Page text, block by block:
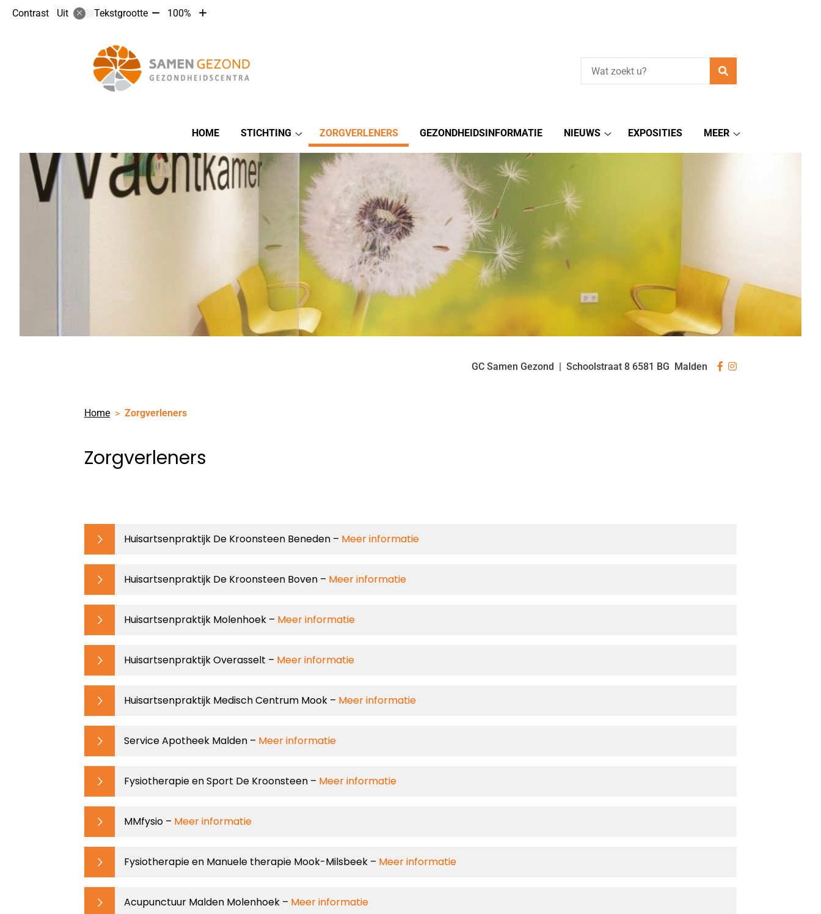
Contrast Uit Tekstgrootte Tekst100%
Tekst
HOME
STICHTING
Stichting
submenu
ZORGVERLENERS GEZONDHEIDSINFORMATIE
NIEUWS
submenu
EXPOSITIES
MEER
GC Samen Gezond Schoolstraat 8 6581 BG Malden
Bezoek
Bezoek
Home Zorgverleners
Zorgverleners
Huisartsenpraktijk De Kroonsteen Beneden – Meer informatie
Huisartsenpraktijk De Kroonsteen Boven – Meer informatie
Huisartsenpraktijk Molenhoek – Meer informatie
Huisartsenpraktijk Overasselt – Meer informatie
Huisartsenpraktijk Medisch Centrum Mook – Meer informatie
Service Apotheek Malden – Meer informatie
Fysiotherapie en Sport De Kroonsteen – Meer informatie
MMfysio – Meer informatie
Fysiotherapie en Manuele therapie Mook-Milsbeek – Meer informatie
Acupunctuur Malden Molenhoek – Meer informatie